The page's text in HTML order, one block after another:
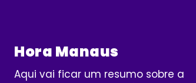
Hora Manaus
Aqui vai ficar um resumo sobre a